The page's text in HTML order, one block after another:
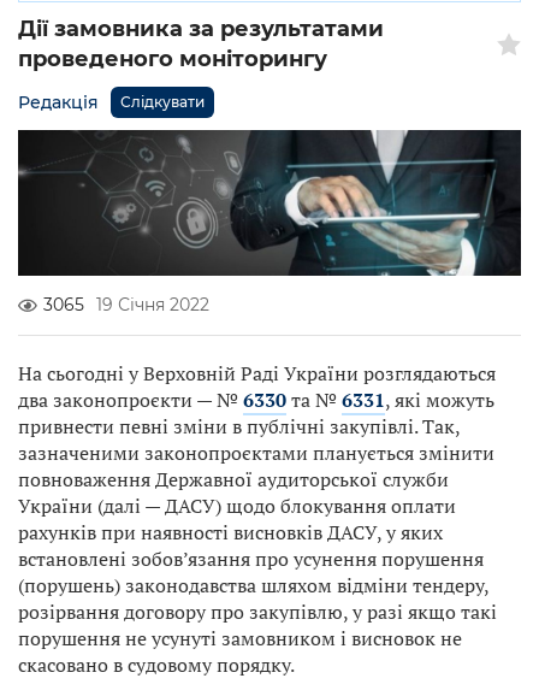
Дії замовника за результатами
проведеного моніторингу
Редакція Слідкувати
3065 19 Січня 2022
На сьогодні у Верховній Раді України розглядаються
два законопроєкти — № 6330та № 6331, які можуть
привнести певні зміни в публічні закупівлі. Так,
зазначеними законопроєктами планується змінити
повноваження Державної аудиторської служби
України (далі — ДАСУ) щодо блокування оплати
рахунків при наявності висновків ДАСУ, у яких
встановлені зобов’язання про усунення порушення
(порушень) законодавства шляхом відміни тендеру,
розірвання договору про закупівлю, у разі якщо такі
порушення не усунуті замовником і висновок не
скасовано в судовому порядку.